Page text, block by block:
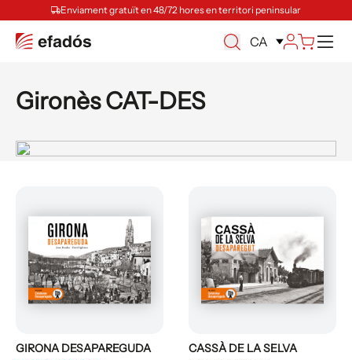
Enviament gratuït en 48/72 hores en territori peninsular
CA
Gironès CAT-DES
GIRONA DESAPAREGUDA
CASSÀ DE LA SELVA